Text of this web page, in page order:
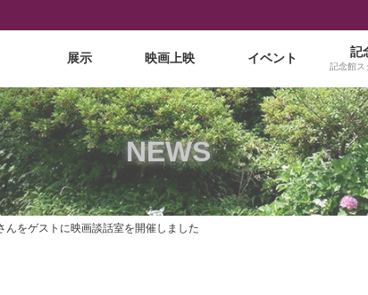
展示 映画上映 イベント 記
記念館ス
NEWS
んをゲストに映画談話室を開催しました